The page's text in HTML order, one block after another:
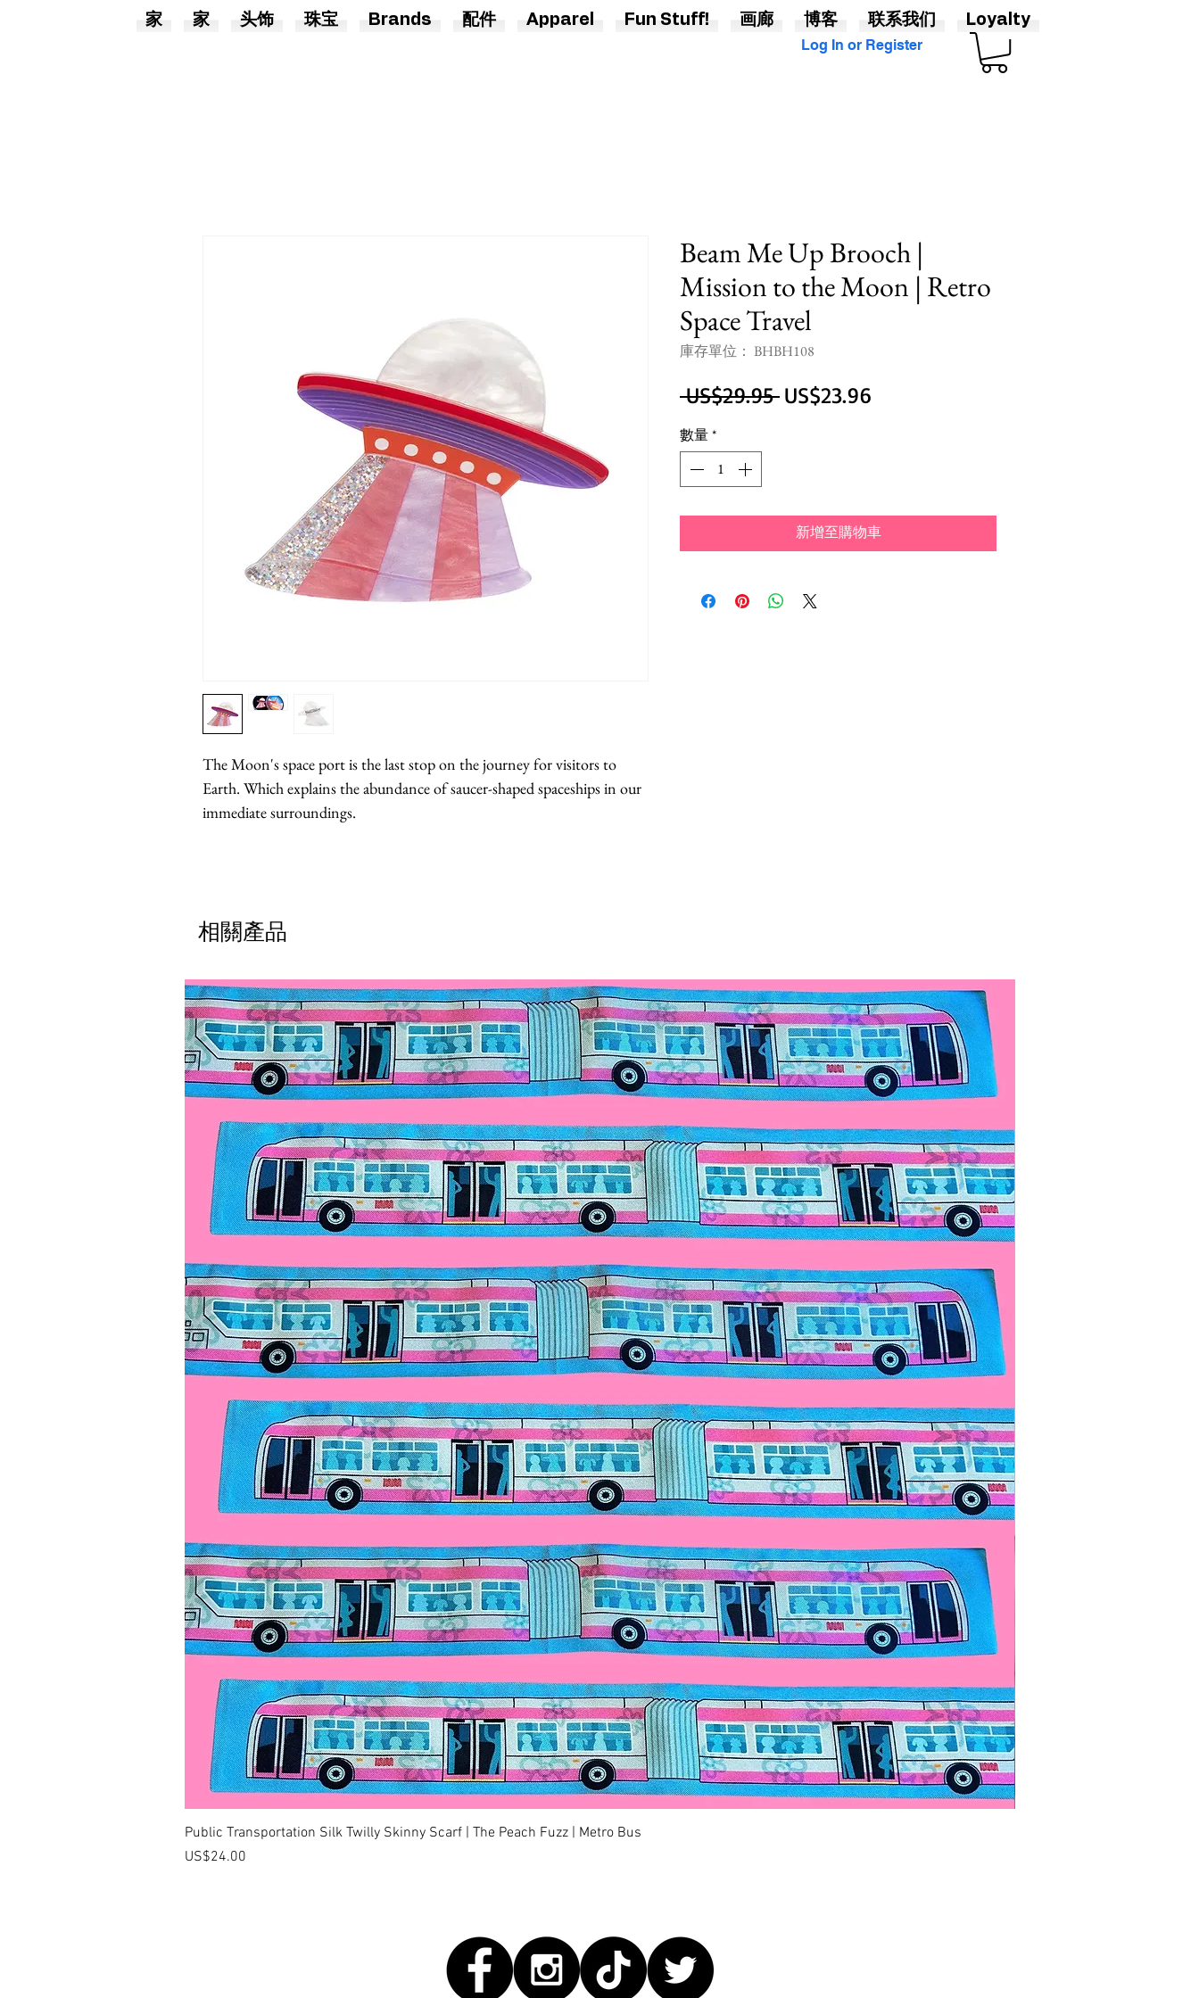
Log In or Register
The Moon's space port is the last stop on the journey for visitors to
Earth. Which explains the abundance of saucer-shaped spaceships in our
immediate surroundings.
Beam Me Up Brooch |
Mission to the Moon | Retro
Space Travel
庫存單位： BHBH108
US$29.95 一
US$23.96
數量*
新增至購物車
相關產品
快速瀏覽
Public Transportation Silk Twilly Skinny Scarf | The Peach Fuzz | Metro Bus
價格
US$24.00
家 家 头饰 珠宝 Brands 配件 Apparel Fun Stuff! 画廊 博客 联系我们 Loyalty